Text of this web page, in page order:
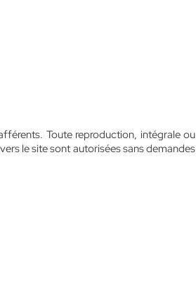
Toute reproduction, intégrale ou
le site sont autorisées sans demandes